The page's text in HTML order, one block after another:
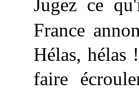
Jugez ce
France
Hélas, hélas
faire